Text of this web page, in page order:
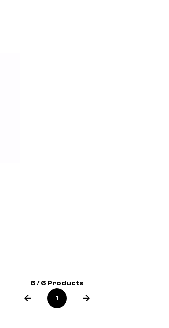
6 / 6 Products
1